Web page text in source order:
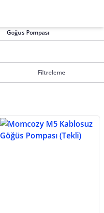
Göğüs Pompası
Filtreleme